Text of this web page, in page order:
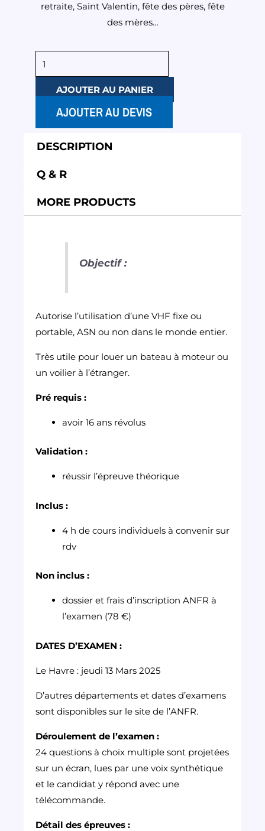
retraite, Saint Valentin, fête des pères, fête
des mères…
quantité
de
AJOUTER AU PANIER
AJOUTER AU DEVIS
DESCRIPTION
Q & R
MORE PRODUCTS
Objectif :
Autorise l’utilisation d’une VHF fixe ou
portable, ASN ou non dans le monde entier.
Très utile pour louer un bateau à moteur ou
un voilier à l’étranger.
Pré requis :
avoir 16 ans révolus
Validation :
réussir l’épreuve théorique
Inclus :
4 h de cours individuels à convenir sur
rdv
Non inclus :
dossier et frais d’inscription ANFR à
l’examen (78 €)
DATES D’EXAMEN :
Le Havre : jeudi 13 Mars 2025
D’autres départements et dates d’examens
sont disponibles sur le site de l’ANFR.
Déroulement de l’examen :
24 questions à choix multiple sont projetées
sur un écran, lues par une voix synthétique
et le candidat y répond avec une
télécommande.
Détail des épreuves :